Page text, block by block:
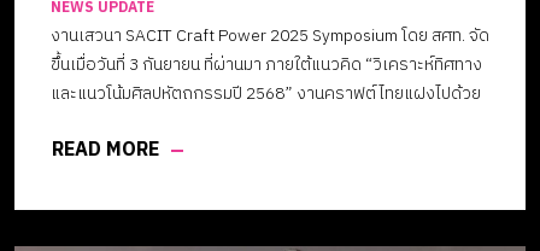
NEWS UPDATE
งานเสวนา SACIT Craft Power 2025 Symposium โดย สศท. จัด
ขึ้นเมื่อวันที่ 3 กันยายน ที่ผ่านมา ภายใต้แนวคิด “วิเคราะห์ทิศทาง
และแนวโน้มศิลปหัตถกรรมปี 2568” งานคราฟต์ไทยแฝงไปด้วย
แต่จะนำคุณค่าเหล่านี้ออกสู่สายตาตลาดโลกได้อย่างไร ก่อนจะ
ใหม่ๆ โดยผู้เชี่ยวชาญในวงการศิลปหัตถกรรม และการออกแบบ
READ MORE